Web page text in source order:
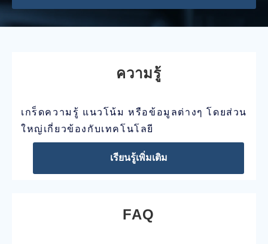
ความรู้
เกร็ดความรู้ แนวโน้ม หรือข้อมูลต่างๆ โดยส่วน
ใหญ่เกี่ยวข้องกับเทคโนโลยี
เรียนรู้เพิ่มเติม
FAQ